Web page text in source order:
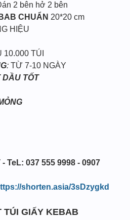
2 bên hở 2 bên
CHUẨN 20*20 cm
HIỆU
10.000 TÚI
: TỪ 7-10 NGÀY
DẦU TỐT
TeL: 037 555 9998 - 0907
shorten.asia/3sDzygkd
TÚI GIẤY KEBAB